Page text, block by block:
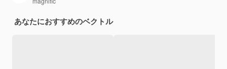
あなたにおすすめのベクトル